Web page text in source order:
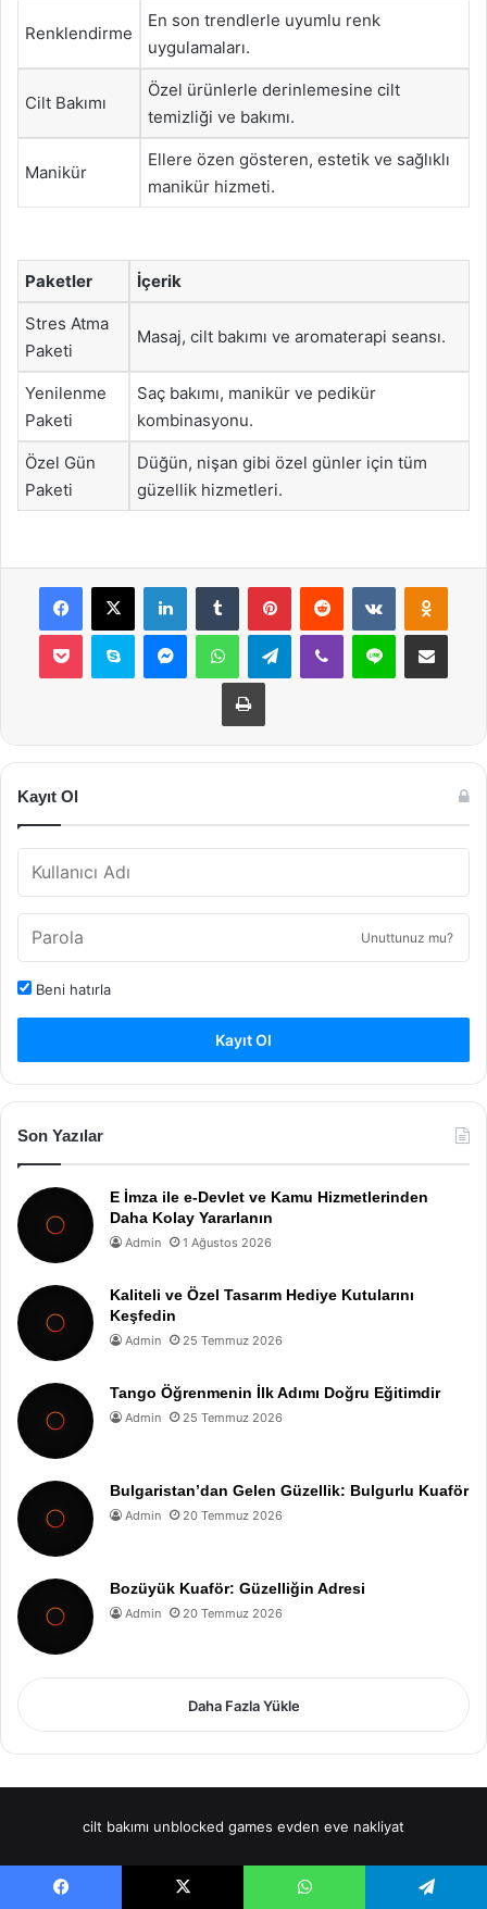
Renklendirme
En son trendlerle uyumlu renk
uygulamaları.
Cilt Bakımı
Özel ürünlerle derinlemesine cilt
temizliği ve bakımı.
Manikür
Ellere özen gösteren, estetik ve sağlıklı
manikür hizmeti.
Paketler İçerik
Stres Atma
Paketi
Masaj, cilt bakımı ve aromaterapi seansı.
Yenilenme
Paketi
Saç bakımı, manikür ve pedikür
kombinasyonu.
Özel Gün
Paketi
Düğün, nişan gibi özel günler için tüm
güzellik hizmetleri.
Facebook
X LinkedInTumblr PinterestReddit VKontakte
Pocket Skype MessengerWhatsAppTelegramViber Line E-Posta ile
Yazdır
Kayıt Ol
Unuttunuz mu?
Beni hatırla
Kayıt Ol
Son Yazılar
E İmza ile e-Devlet ve Kamu Hizmetlerinden
Daha Kolay Yararlanın
Admin 1 Ağustos 2026
Kaliteli ve Özel Tasarım Hediye Kutularını
Keşfedin
Admin 25 Temmuz 2026
Tango Öğrenmenin İlk Adımı Doğru Eğitimdir
Admin 25 Temmuz 2026
Bulgaristan’dan Gelen Güzellik: Bulgurlu Kuaför
Admin 20 Temmuz 2026
Bozüyük Kuaför: Güzelliğin Adresi
Admin 20 Temmuz 2026
Daha Fazla Yükle
cilt bakımı unblocked games evden eve nakliyat